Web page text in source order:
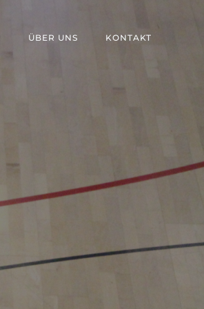
ÜBER UNS KONTAKT